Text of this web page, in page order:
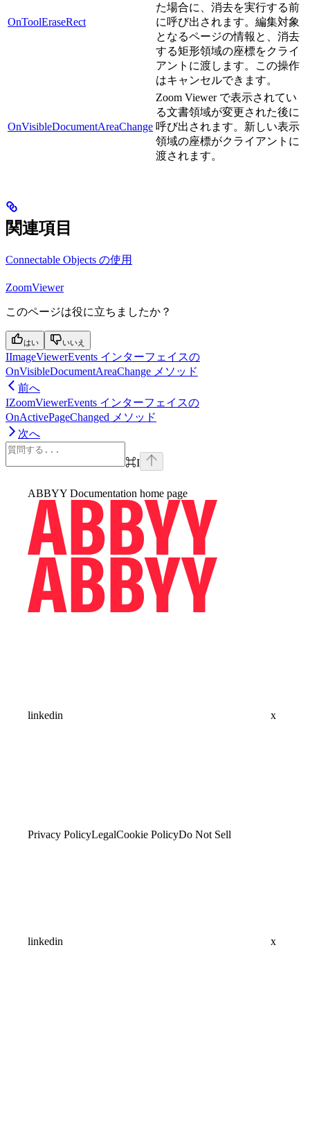
OnToolEraseRect
た場合に、消去を実行する前
に呼び出されます。編集対象
となるページの情報と、消去
する矩形領域の座標をクライ
アントに渡します。この操作
はキャンセルできます。
OnVisibleDocumentAreaChange
Zoom Viewer で表示されてい
る文書領域が変更された後に
呼び出されます。新しい表示
領域の座標がクライアントに
渡されます。
関連項目
Connectable Objects の使用
ZoomViewer
このページは役に立ちましたか？
はい いいえ
IImageViewerEvents インターフェイスの
OnVisibleDocumentAreaChange メソッド
前へ
IZoomViewerEvents インターフェイスの
OnActivePageChanged メソッド
次へ
⌘I
ABBYY Documentation home page
linkedin x
Privacy PolicyLegalCookie PolicyDo Not Sell
linkedin x